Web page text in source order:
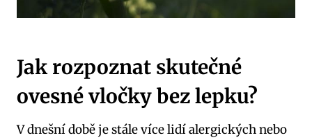
Jak rozpoznat skutečné
ovesné vločky bez lepku?
V dnešní době je stále více lidí alergických nebo